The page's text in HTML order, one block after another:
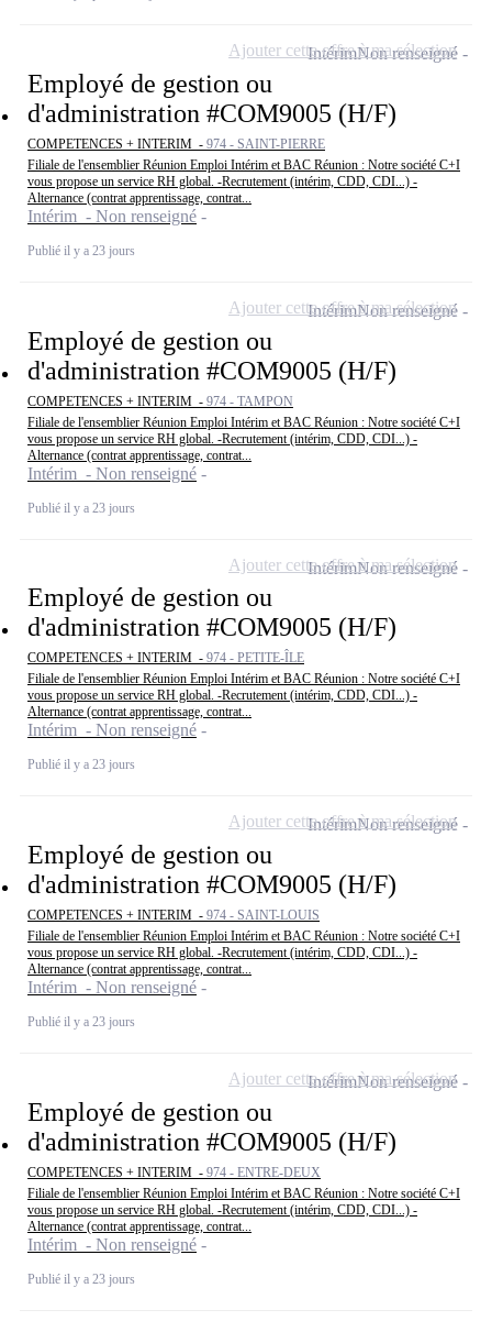
Employé de gestion ou
d'administration #COM9005 (H/F)
COMPETENCES + INTERIM - 974 - SAINT-PIERRE
Filiale de l'ensemblier Réunion Emploi Intérim et BAC Réunion : Notre société C+I
vous propose un service RH global. -Recrutement (intérim, CDD, CDI...) -
Alternance (contrat apprentissage, contrat...
Intérim - Non renseigné
Publié il y a 23 jours
IntérimNon renseigné
Ajouter cette offre à ma sélection
Employé de gestion ou
d'administration #COM9005 (H/F)
COMPETENCES + INTERIM - 974 - TAMPON
Filiale de l'ensemblier Réunion Emploi Intérim et BAC Réunion : Notre société C+I
vous propose un service RH global. -Recrutement (intérim, CDD, CDI...) -
Alternance (contrat apprentissage, contrat...
Intérim - Non renseigné
Publié il y a 23 jours
IntérimNon renseigné
Ajouter cette offre à ma sélection
Employé de gestion ou
d'administration #COM9005 (H/F)
COMPETENCES + INTERIM - 974 - PETITE-ÎLE
Filiale de l'ensemblier Réunion Emploi Intérim et BAC Réunion : Notre société C+I
vous propose un service RH global. -Recrutement (intérim, CDD, CDI...) -
Alternance (contrat apprentissage, contrat...
Intérim - Non renseigné
Publié il y a 23 jours
IntérimNon renseigné
Ajouter cette offre à ma sélection
Employé de gestion ou
d'administration #COM9005 (H/F)
COMPETENCES + INTERIM - 974 - SAINT-LOUIS
Filiale de l'ensemblier Réunion Emploi Intérim et BAC Réunion : Notre société C+I
vous propose un service RH global. -Recrutement (intérim, CDD, CDI...) -
Alternance (contrat apprentissage, contrat...
Intérim - Non renseigné
Publié il y a 23 jours
IntérimNon renseigné
Ajouter cette offre à ma sélection
Employé de gestion ou
d'administration #COM9005 (H/F)
COMPETENCES + INTERIM - 974 - ENTRE-DEUX
Filiale de l'ensemblier Réunion Emploi Intérim et BAC Réunion : Notre société C+I
vous propose un service RH global. -Recrutement (intérim, CDD, CDI...) -
Alternance (contrat apprentissage, contrat...
Intérim - Non renseigné
Publié il y a 23 jours
IntérimNon renseigné
Ajouter cette offre à ma sélection